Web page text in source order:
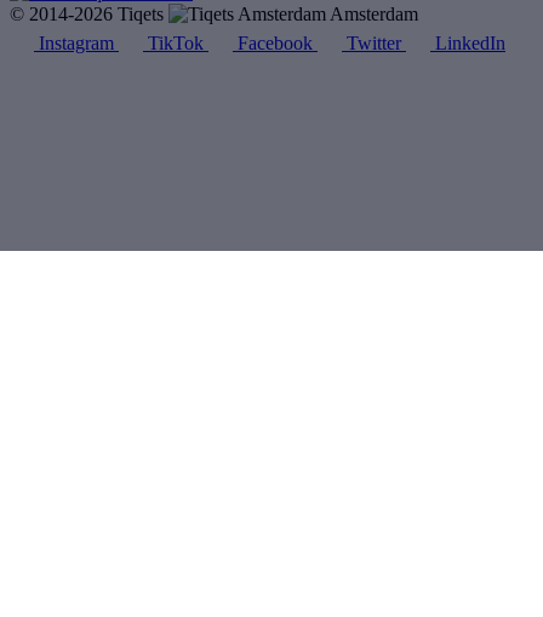
© 2014-2026 Tiqets
Amsterdam
Instagram
TikTok Facebook Twitter LinkedIn